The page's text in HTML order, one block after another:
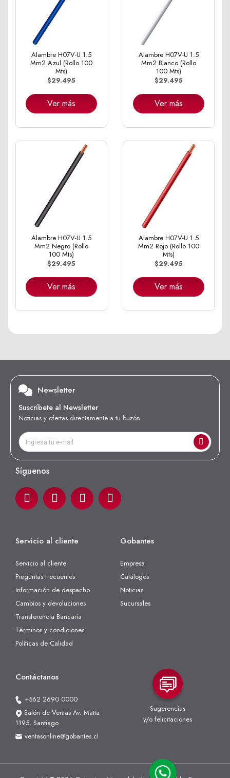
Alambre H07V-U 1.5
Mm2 Azul (Rollo 100
Mts)
$29.495
Ver más
Alambre H07V-U 1.5
Mm2 Blanco (Rollo
100 Mts)
$29.495
Ver más
Alambre H07V-U 1.5
Mm2 Negro (Rollo
100 Mts)
$29.495
Ver más
Alambre H07V-U 1.5
Mm2 Rojo (Rollo 100
Mts)
$29.495
Ver más
Newsletter
Suscríbete al Newsletter
Noticias y ofertas directamente a tu buzón
Síguenos
Servicio al cliente
Servicio al cliente
Preguntas frecuentes
Información de despacho
Cambios y devoluciones
Transferencia Bancaria
Términos y condiciones
Políticas de Calidad
Gobantes
Empresa
Catálogos
Noticias
Sucursales
Contáctanos
+562 2690 0000
Salón de Ventas Av. Matta
1195, Santiago
ventasonline@gobantes.cl
Sugerencias
y/o felicitaciones